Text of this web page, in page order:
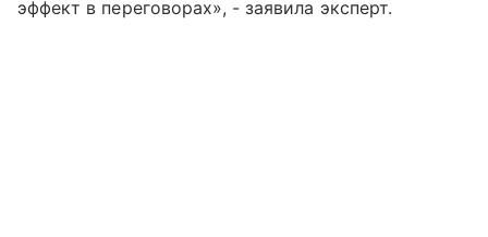
эффект в переговорах», - заявила эксперт.